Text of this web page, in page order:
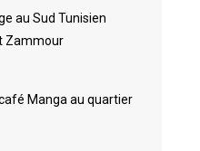
au Sud Tunisien
Zammour
Manga au quartier